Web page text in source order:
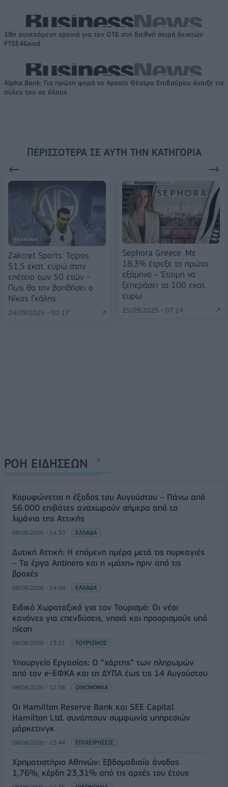
18η συνεχόμενη χρονιά για τον ΟΤΕ στη διεθνή σειρά δεικτών
FTSE4Good
Alpha Bank: Για πρώτη φορά το Αρχαίο Θέατρο Επιδαύρου άνοιξε τις
πύλες του σε όλους
ΠΕΡΙΣΣΌΤΕΡΑ ΣΕ ΑΥΤΉ ΤΗΝ ΚΑΤΗΓΟΡΊΑ
Zakcret Sports: Τζίρος
51,5 εκατ. ευρώ στην
επέτειο των 50 ετών -
Πως θα την βοηθήσει ο
Νίκος Γκάλης
24/09/2025 - 07:17
Sephora Greece: Με
18,3% έτρεξε το πρώτο
εξάμηνο – Έτοιμη να
ξεπεράσει τα 100 εκατ.
ευρω
25/09/2025 - 07:14
ΡΟΗ ΕΙΔΗΣΕΩΝ
Κορυφώνεται η έξοδος του Αυγούστου – Πάνω από
56.000 επιβάτες αναχωρούν σήμερα από τα
λιμάνια της Αττικής
08/08/2026 - 14:30 ΕΛΛΑΔΑ
Δυτική Αττική: Η επόμενη ημέρα μετά τις πυρκαγιές
– Τα έργα Antinero και η «μάχη» πριν από τις
βροχές
08/08/2026 - 14:08 ΕΛΛΑΔΑ
Ειδικό Χωροταξικό για τον Τουρισμό: Οι νέοι
κανόνες για επενδύσεις, νησιά και προορισμούς υπό
πίεση
08/08/2026 - 13:21 ΤΟΥΡΙΣΜΟΣ
Υπουργείο Εργασίας: Ο “χάρτης” των πληρωμών
από τον e-ΕΦΚΑ και τη ΔΥΠΑ έως τις 14 Αυγούστου
08/08/2026 - 12:58 ΟΙΚΟΝΟΜΙΑ
Οι Hamilton Reserve Bank και SEE Capital
Hamilton Ltd. συνάπτουν συμφωνία υπηρεσιών
μάρκετινγκ
08/08/2026 - 13:44 ΕΠΙΧΕΙΡΗΣΕΙΣ
Χρηματιστήριο Αθηνών: Εβδομαδιαία άνοδος
1,76%, κέρδη 23,31% από τις αρχές του έτους